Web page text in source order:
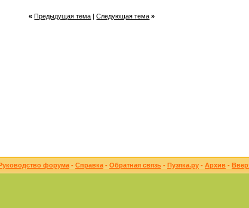
« Предыдущая тема |Следующая тема »
форума - Справка - Обратная связь - Пузяка.ру - Архив -